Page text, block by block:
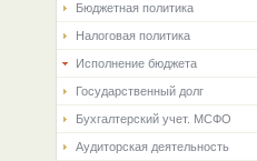
Бюджетная политика
Налоговая политика
Исполнение бюджета
Государственный долг
Бухгалтерский учет. МСФО
Аудиторская деятельность